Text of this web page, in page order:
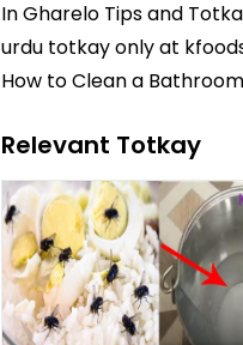
InGharelo Tips and
urdu totkayonly at
How to Clean a Bathroom
Relevant Totkay